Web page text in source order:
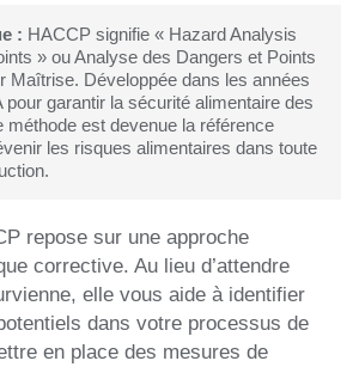
: HACCP signifie « Hazard Analysis
» ou Analyse des Dangers et Points
Maîtrise. Développée dans les années
pour garantir la sécurité alimentaire des
méthode est devenue la référence
les risques alimentaires dans toute
repose sur une approche
corrective. Au lieu d’attendre
elle vous aide à identifier
dans votre processus de
en place des mesures de